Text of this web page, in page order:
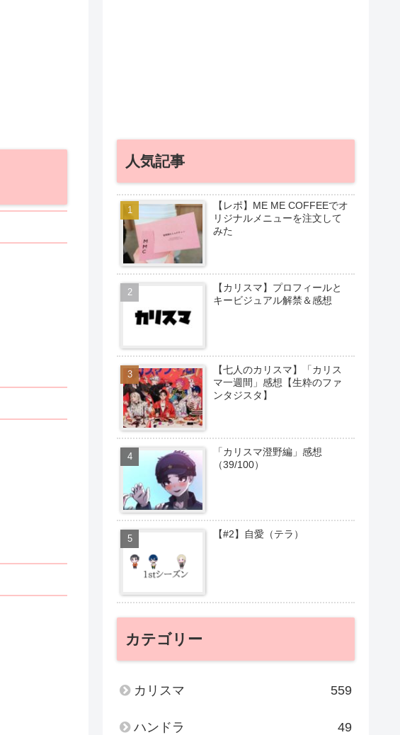
人気記事
【レポ】ME ME COFFEEでオ
リジナルメニューを注文して
みた
【カリスマ】プロフィールと
キービジュアル解禁＆感想
【七人のカリスマ】「カリス
マ一週間」感想【生粋のファ
ンタジスタ】
「カリスマ澄野編」感想
（39/100）
【#2】自愛（テラ）
カテゴリー
カリスマ 559
ハンドラ 49